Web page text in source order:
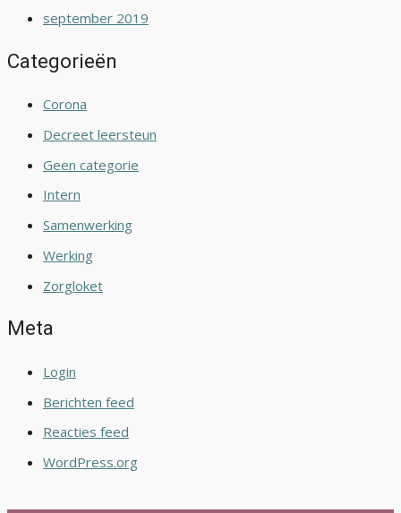
september 2019
Categorieën
Corona
Decreet leersteun
Geen categorie
Intern
Samenwerking
Werking
Zorgloket
Meta
Login
Berichten feed
Reacties feed
WordPress.org